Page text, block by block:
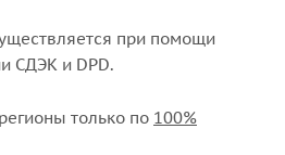
при помощи
СДЭК и DPD.
только по 100%